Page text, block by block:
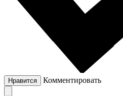
Нравится Комментировать